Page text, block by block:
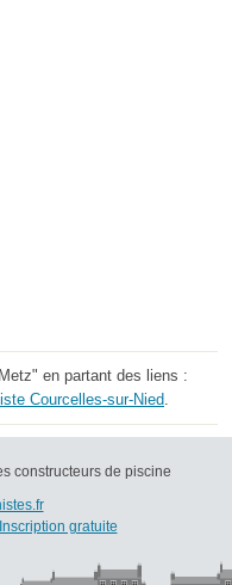
en partant des liens :
Courcelles-sur-Nied.
constructeurs de piscine
Inscription gratuite